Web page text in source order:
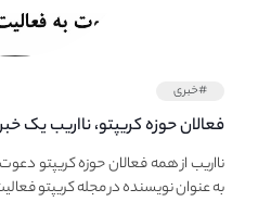
#خبری
فعالان حوزه کریپتو، نااریب یک
فعالیت در مجله کریپتو
نااریب از همه فعالان حوزه کریپتو
به عنوان نویسنده در مجله کریپتو